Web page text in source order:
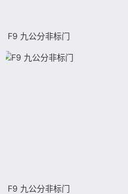
F9 九公分非标门
F9 九公分非标门